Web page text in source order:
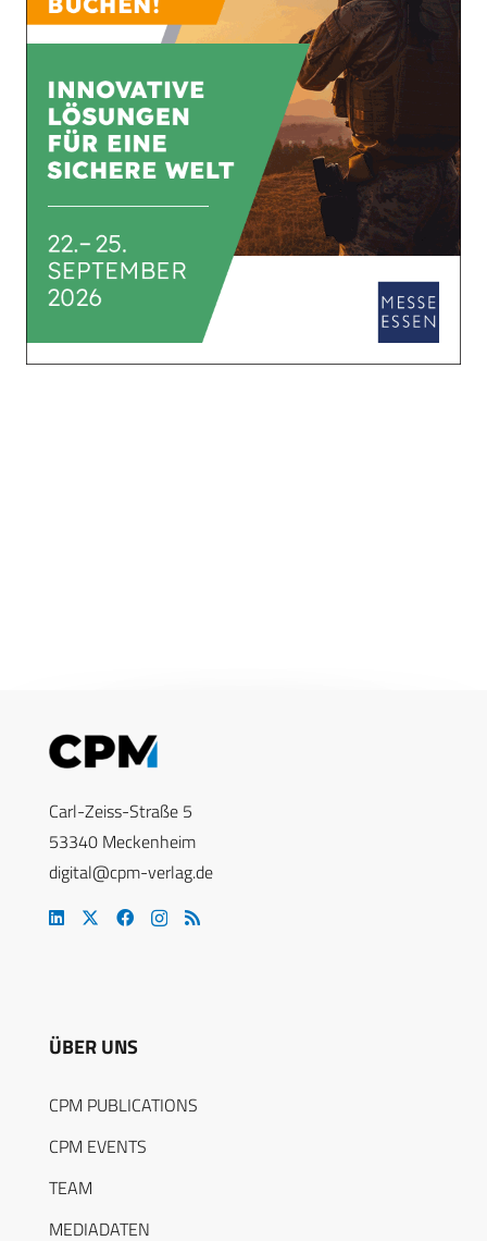
Carl-Zeiss-Straße 5
53340 Meckenheim
digital@cpm-verlag.de
ÜBER UNS
CPM PUBLICATIONS
CPM EVENTS
TEAM
MEDIADATEN